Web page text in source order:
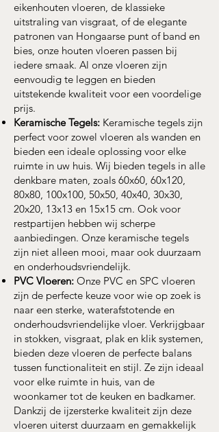
eikenhouten vloeren, de klassieke
uitstraling van visgraat, of de elegante
patronen van Hongaarse punt of band en
bies, onze houten vloeren passen bij
iedere smaak. Al onze vloeren zijn
eenvoudig te leggen en bieden
uitstekende kwaliteit voor een voordelige
prijs.
Keramische Tegels: Keramische tegels zijn
perfect voor zowel vloeren als wanden en
bieden een ideale oplossing voor elke
ruimte in uw huis. Wij bieden tegels in alle
denkbare maten, zoals 60x60, 60x120,
80x80, 100x100, 50x50, 40x40, 30x30,
20x20, 13x13 en 15x15 cm. Ook voor
restpartijen hebben wij scherpe
aanbiedingen. Onze keramische tegels
zijn niet alleen mooi, maar ook duurzaam
en onderhoudsvriendelijk.
PVC Vloeren: Onze PVC en SPC vloeren
zijn de perfecte keuze voor wie op zoek is
naar een sterke, waterafstotende en
onderhoudsvriendelijke vloer. Verkrijgbaar
in stokken, visgraat, plak en klik systemen,
bieden deze vloeren de perfecte balans
tussen functionaliteit en stijl. Ze zijn ideaal
voor elke ruimte in huis, van de
woonkamer tot de keuken en badkamer.
Dankzij de ijzersterke kwaliteit zijn deze
vloeren uiterst duurzaam en gemakkelijk